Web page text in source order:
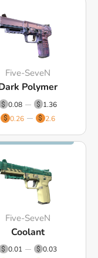
Five-SeveN
Polymer
0.08
1.36
0.26
2.6
Five-SeveN
Coolant
0.01
0.03